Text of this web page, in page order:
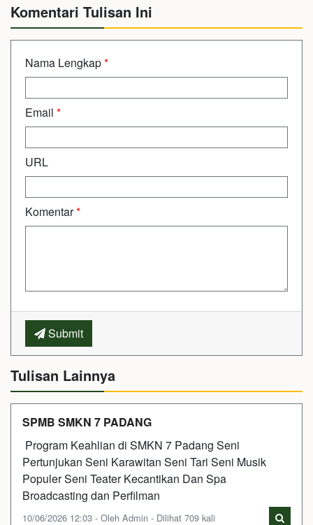
Komentari Tulisan Ini
Nama Lengkap*
Email *
URL
Komentar*
Submit
Tulisan Lainnya
SPMB SMKN 7 PADANG
Program Keahlian di SMKN 7 Padang Seni
Pertunjukan Seni Karawitan Seni Tari Seni Musik
Populer Seni Teater Kecantikan Dan Spa
Broadcasting dan Perfilman
10/06/2026 12:03 - Oleh Admin - Dilihat 709 kali